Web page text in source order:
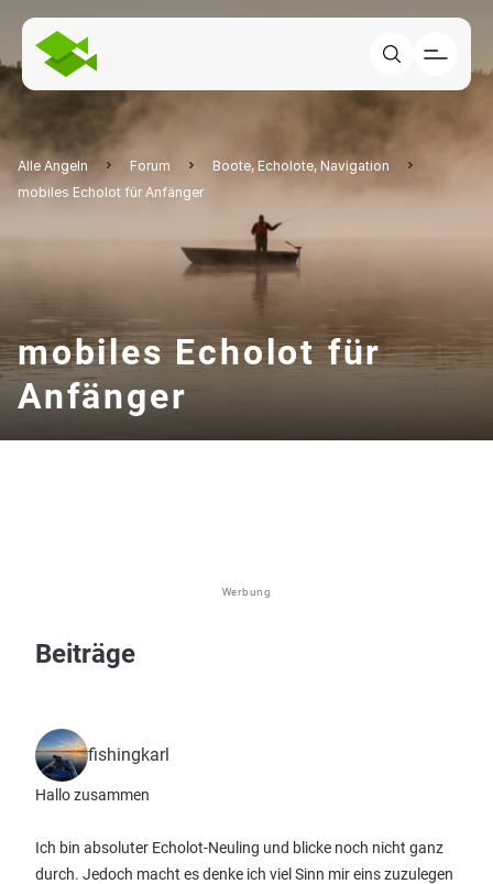
Alle Angeln Forum
Boote, Echolote, Navigation
mobiles Echolot für Anfänger
mobiles Echolot für
Anfänger
Werbung
Beiträge
fishingkarl
Hallo zusammen
Ich bin absoluter Echolot-Neuling und blicke noch nicht ganz
durch. Jedoch macht es denke ich viel Sinn mir eins zuzulegen